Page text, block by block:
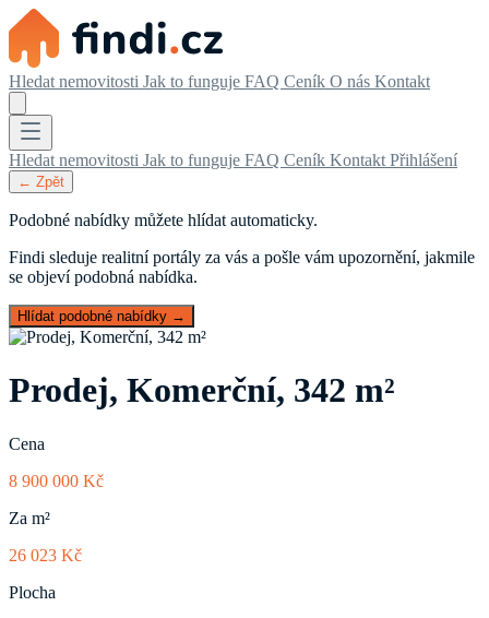
Hledat nemovitosti Jak to funguje FAQ Ceník O nás Kontakt
Hledat nemovitosti Jak to funguje FAQ Ceník Kontakt Přihlášení
← Zpět
Podobné nabídky můžete hlídat automaticky.
Findi sleduje realitní portály za vás a pošle vám upozornění, jakmile
se objeví podobná nabídka.
Hlídat podobné nabídky →
Prodej, Komerční, 342 m²
Cena
8 900 000 Kč
Za m²
26 023 Kč
Plocha